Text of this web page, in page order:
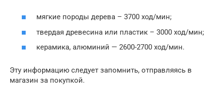
мягкие породы дерева – 3700 ход/мин;
твердая древесина или пластик – 3000 ход/мин;
керамика, алюминий — 2600-2700 ход/мин.
Эту информацию следует запомнить, отправляясь в
магазин за покупкой.